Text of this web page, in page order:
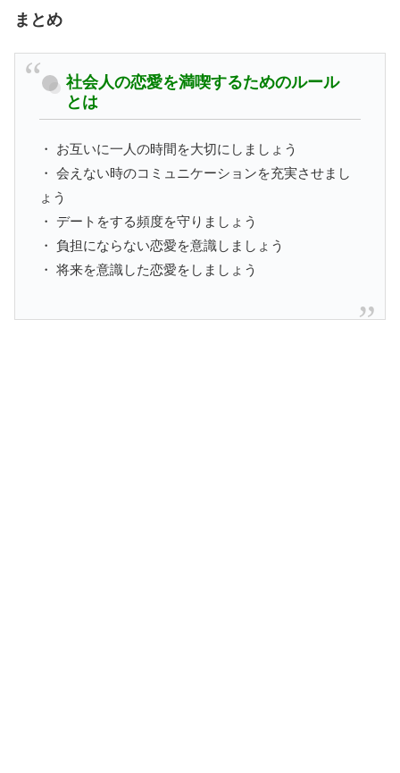
まとめ
社会人の恋愛を満喫するためのルール
とは
・ お互いに一人の時間を大切にしましょう
・ 会えない時のコミュニケーションを充実させまし
ょう
・ デートをする頻度を守りましょう
・ 負担にならない恋愛を意識しましょう
・ 将来を意識した恋愛をしましょう